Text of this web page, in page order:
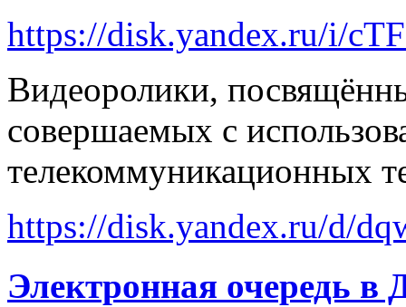
https://disk.yandex.ru/i/
Видеоролики,
совершаемых с
телекоммуникационных
https://disk.yandex.ru/d/
Электронная очередь